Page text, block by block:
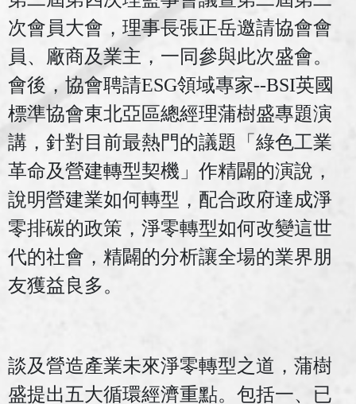
次會員大會，理事長張正岳邀請協會會
員、廠商及業主，一同參與此次盛會。
會後，協會聘請ESG領域專家--BSI英國
標準協會東北亞區總經理蒲樹盛專題演
講，針對目前最熱門的議題「綠色工業
革命及營建轉型契機」作精闢的演說，
說明營建業如何轉型，配合政府達成淨
零排碳的政策，淨零轉型如何改變這世
代的社會，精闢的分析讓全場的業界朋
友獲益良多。
談及營造產業未來淨零轉型之道，蒲樹
盛提出五大循環經濟重點。包括一、已